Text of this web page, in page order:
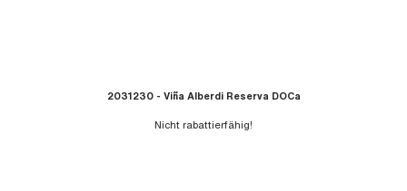
2031230 - Viña Alberdi Reserva DOCa
Nicht rabattierfähig!